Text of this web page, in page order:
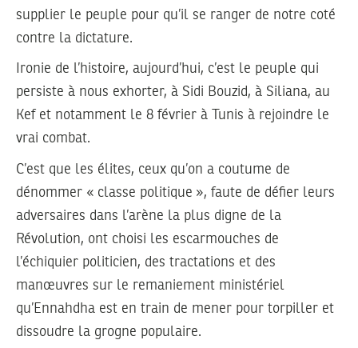
supplier le peuple pour qu’il se ranger de notre coté
contre la dictature.
Ironie de l’histoire, aujourd’hui, c’est le peuple qui
persiste à nous exhorter, à Sidi Bouzid, à Siliana, au
Kef et notamment le 8 février à Tunis à rejoindre le
vrai combat.
C’est que les élites, ceux qu’on a coutume de
dénommer « classe politique », faute de défier leurs
adversaires dans l’arène la plus digne de la
Révolution, ont choisi les escarmouches de
l’échiquier politicien, des tractations et des
manœuvres sur le remaniement ministériel
qu’Ennahdha est en train de mener pour torpiller et
dissoudre la grogne populaire.